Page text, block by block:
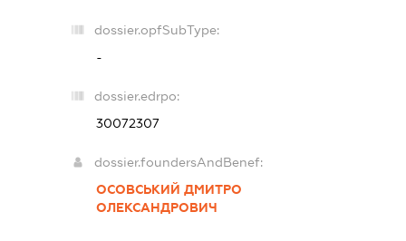
dossier.opfSubType:
-
dossier.edrpo:
30072307
dossier.foundersAndBenef:
ОСОВСЬКИЙ ДМИТРО
ОЛЕКСАНДРОВИЧ